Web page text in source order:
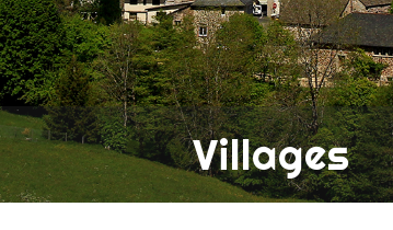
Villages